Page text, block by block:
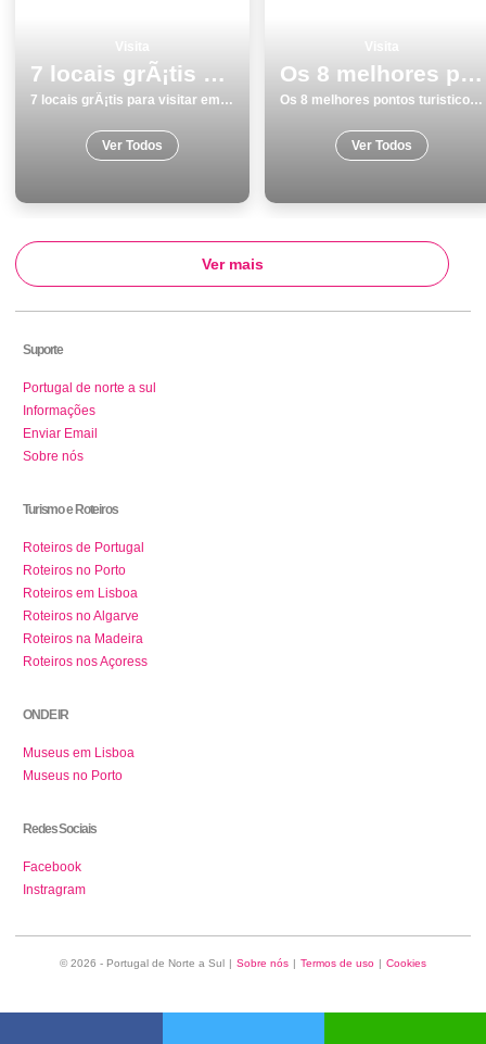
7 locais grÃ¡tis para visitar em Ãvora
7 locais grÃ¡tis para visitar em Ãvora
Ver Todos
Os 8 melhores pontos turisticos para conhecer e visitar em Torres Vedras
Os 8 melhores pontos turisticos para conhecer e visitar em Torres Vedras
Ver Todos
Ver mais
Suporte
Portugal de norte a sul
Informações
Enviar Email
Sobre nós
Turismo e Roteiros
Roteiros de Portugal
Roteiros no Porto
Roteiros em Lisboa
Roteiros no Algarve
Roteiros na Madeira
Roteiros nos Açoress
ONDE IR
Museus em Lisboa
Museus no Porto
Redes Sociais
Facebook
Instragram
© 2026 - Portugal de Norte a Sul Sobre nós Termos de uso Cookies